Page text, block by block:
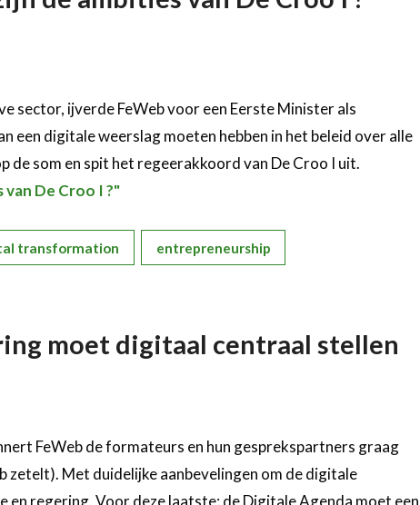
sector, ijverde FeWeb voor een Eerste Minister als
een digitale weerslag moeten hebben in het beleid over alle
de som en spit het regeerakkoord van De Croo I uit.
De Croo I ?"
transformation entrepreneurship
moet digitaal centraal stellen
FeWeb de formateurs en hun gesprekspartners graag
zetelt). Met duidelijke aanbevelingen om de digitale